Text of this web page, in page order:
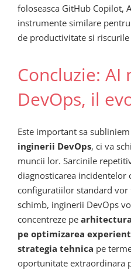
foloseasca GitHub Copilot,
instrumente similare
de productivitate si riscurile
Concluzie:
DevOps, il
Este important sa subliniem
inginerii DevOps, ci va
muncii lor. Sarcinile
diagnosticarea incidentelor
configuratiilor standard vor
schimb, inginerii DevOps
concentreze pe
pe optimizarea
strategia tehnica pe
oportunitate extraordinara